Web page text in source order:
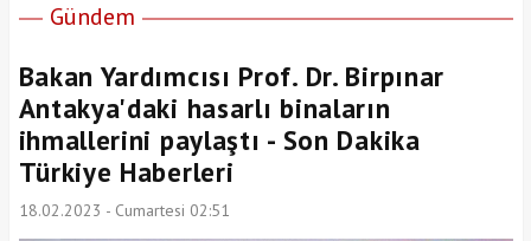
Gündem
Bakan Yardımcısı Prof. Dr. Birpınar
Antakya'daki hasarlı binaların
ihmallerini paylaştı - Son Dakika
Türkiye Haberleri
18.02.2023 - Cumartesi 02:51